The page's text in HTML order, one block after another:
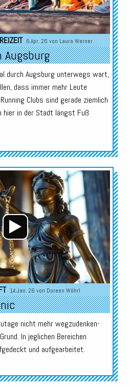
6.Apr. 26 von Laura Werner
Augsburg
durch Augsburg unterwegs wart,
dass immer mehr Leute
Clubs sind gerade ziemlich
hier in der Stadt längst Fuß
Audio-
Player
14.Jan. 26 von Doreen Wöhrl
nicht mehr wegzudenken-
In jeglichen Bereichen
und aufgearbeitet.